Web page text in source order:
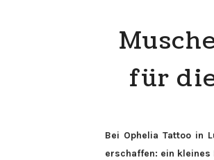
für
Bei Ophelia Tattoo in
erschaffen: ein kleines